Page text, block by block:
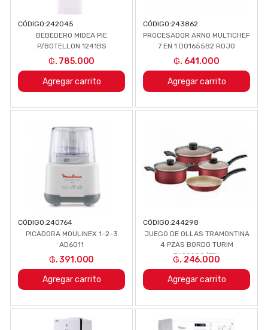
CÓDIGO:242045
BEBEDERO MIDEA PIE
P/BOTELLON 1241BS
₲. 785.000
Agregar carrito
CÓDIGO:243862
PROCESADOR ARNO MULTICHEF
7 EN 1 DO1655B2 ROJO
₲. 641.000
Agregar carrito
CÓDIGO:240764
PICADORA MOULINEX 1-2-3
AD6011
₲. 391.000
Agregar carrito
CÓDIGO:244298
JUEGO DE OLLAS TRAMONTINA
4 PZAS BORDO TURIM
TA20298/776
₲. 246.000
Agregar carrito